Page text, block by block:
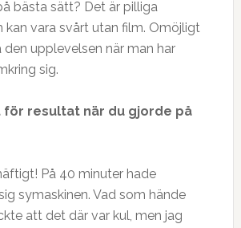
bästa sätt? Det är pilliga
kan vara svårt utan film. Omöjligt
den upplevelsen när man har
sig.
för resultat när du gjorde på
På 40 minuter hade
symaskinen. Vad som hände
att det där var kul, men jag